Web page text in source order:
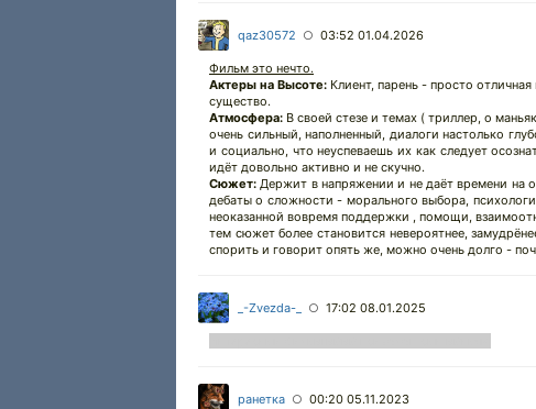
qaz30572 ○ 03:52 01.04.2026
Фильм это нечто.
Актеры на Высоте: Клиент, парень - просто
существо.
Атмосфера: В своей стезе и темах ( триллер, о
очень сильный, наполненный, диалоги настолько
и социально, что неуспеваешь их как следует
идёт довольно активно и не скучно.
Сюжет:Держит в напряжении и не даёт времени на
дебаты о сложности - морального выбора,
неоказанной вовремя поддержки , помощи,
тем сюжет более становится невероятнее,
спорить и говорит опять же, можно очень долго -
_-Zvezda-_ ○ 17:02 08.01.2025
ранетка ○ 00:20 05.11.2023